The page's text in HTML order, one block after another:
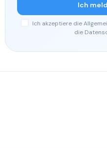
Ich
Ich akzeptiere die
die